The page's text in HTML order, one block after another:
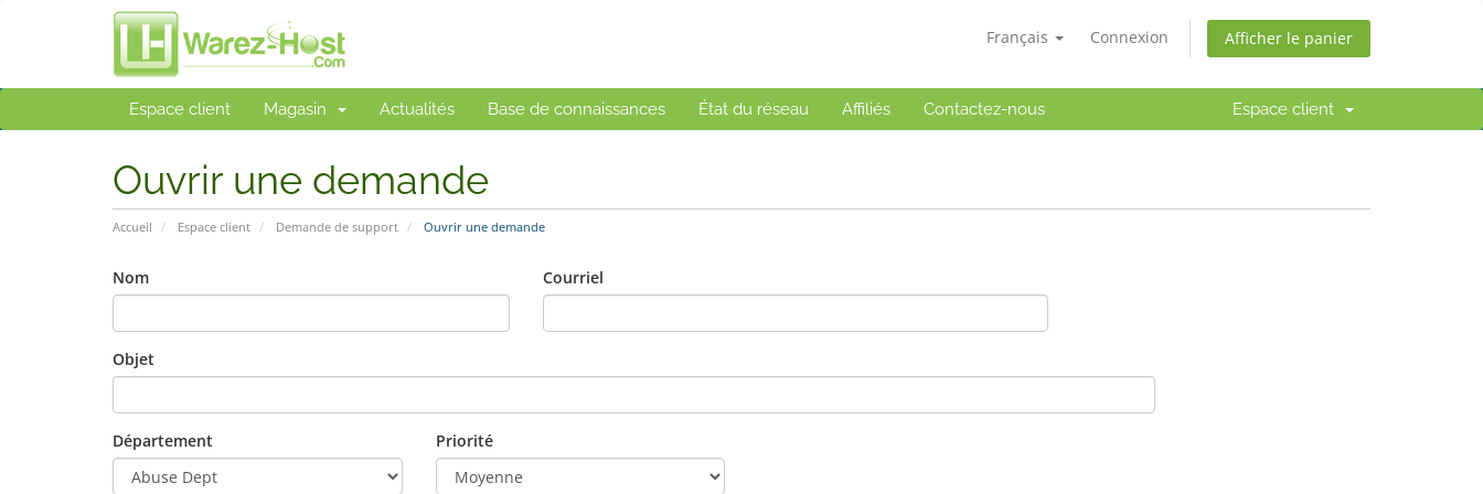
Français Connexion Afficher le panier
Espace client Magasin Actualités Base de connaissances État du réseau Affiliés Contactez-nous Espace client
Ouvrir une demande
Accueil Espace client Demande de support Ouvrir une demande
Nom Courriel
Objet
Département Priorité